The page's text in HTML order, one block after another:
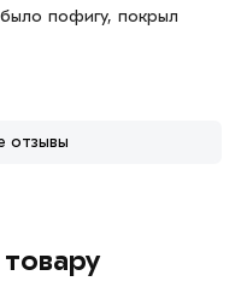
пофигу, покрыл
отзывы